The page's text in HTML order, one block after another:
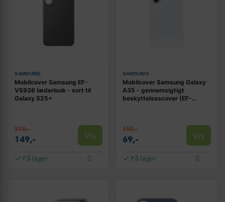
SAMSUNG
Mobilcover Samsung EF-
VS936 læderlook - sort til
Galaxy S25+
219,-
149,- Vis
På lager
SAMSUNG
Mobilcover Samsung Galaxy
A35 - gennemsigtigt
beskyttelsescover (EF-
159,-
69,- Vis
På lager